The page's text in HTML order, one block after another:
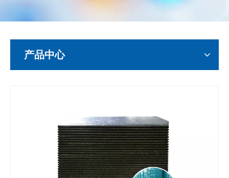
产品中心